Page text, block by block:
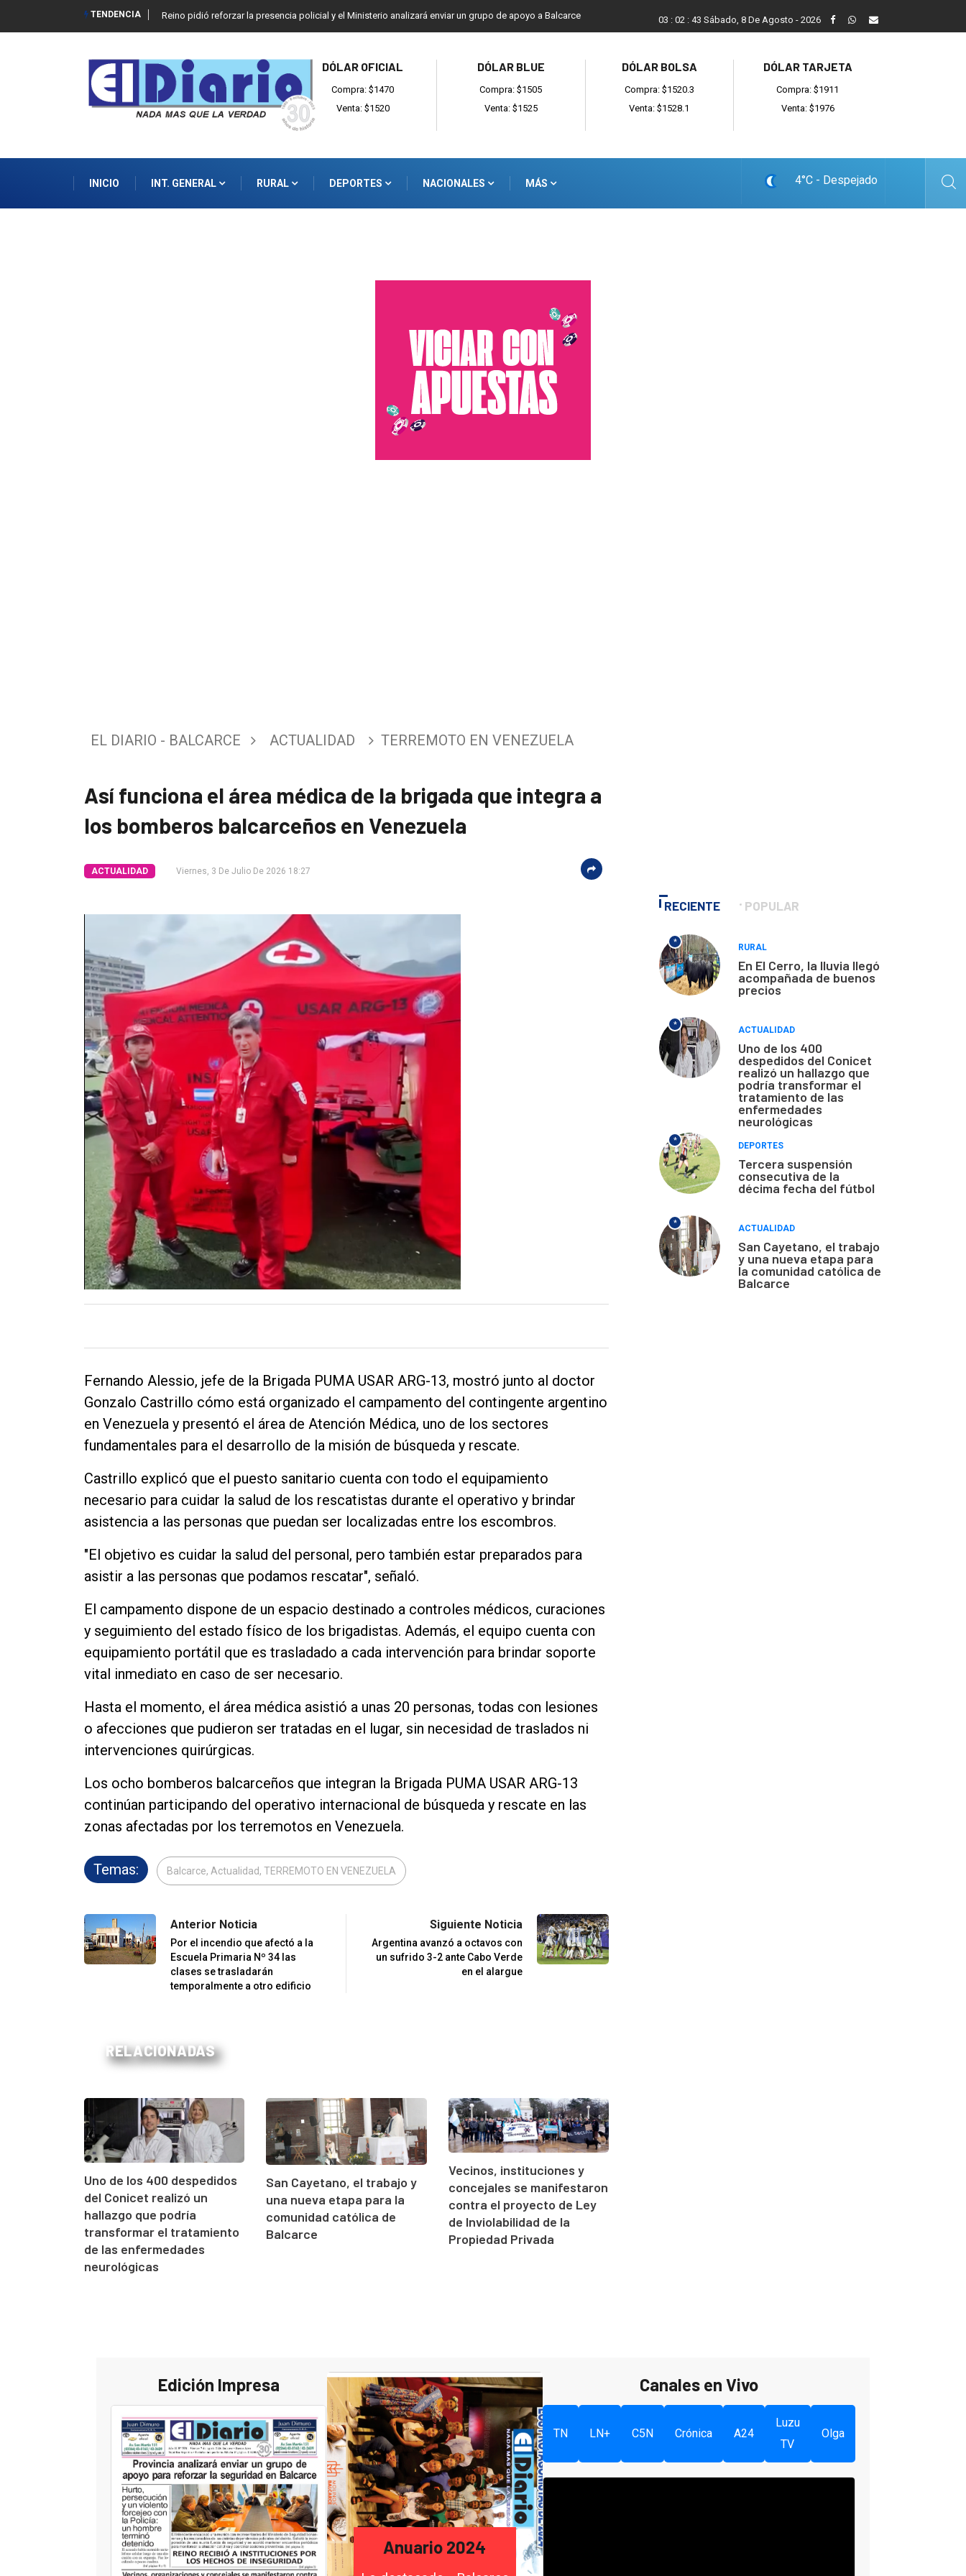
TENDENCIA Reino pidió reforzar la presencia policial y el Ministerio analizará enviar un grupo de apoyo a Balcarce Vecinos, instituciones y concejales se manifestaron contra
03 : 02 : 44 Sábado, 8 De Agosto - 2026
DÓLAR OFICIAL
Compra: $1470
Venta: $1520
DÓLAR BLUE
Compra: $1505
Venta: $1525
DÓLAR BOLSA
Compra: $1520.3
Venta: $1528.1
DÓLAR TARJETA
Compra: $1911
Venta: $1976
INICIO INT. GENERAL RURAL DEPORTES NACIONALES MÁS 4°C - Despejado
Entrevistas
Fúnebres
Nosotros
Contacto
EL DIARIO - BALCARCE ACTUALIDAD TERREMOTO EN VENEZUELA
Así funciona el área médica de la brigada que integra a
los bomberos balcarceños en Venezuela
ACTUALIDAD Viernes, 3 De Julio De 2026 18:27
Fernando Alessio, jefe de la Brigada PUMA USAR ARG-13, mostró junto al doctor
Gonzalo Castrillo cómo está organizado el campamento del contingente argentino
en Venezuela y presentó el área de Atención Médica, uno de los sectores
fundamentales para el desarrollo de la misión de búsqueda y rescate.
Castrillo explicó que el puesto sanitario cuenta con todo el equipamiento
necesario para cuidar la salud de los rescatistas durante el operativo y brindar
asistencia a las personas que puedan ser localizadas entre los escombros.
"El objetivo es cuidar la salud del personal, pero también estar preparados para
asistir a las personas que podamos rescatar", señaló.
El campamento dispone de un espacio destinado a controles médicos, curaciones
y seguimiento del estado físico de los brigadistas. Además, el equipo cuenta con
equipamiento portátil que es trasladado a cada intervención para brindar soporte
vital inmediato en caso de ser necesario.
Hasta el momento, el área médica asistió a unas 20 personas, todas con lesiones
o afecciones que pudieron ser tratadas en el lugar, sin necesidad de traslados ni
intervenciones quirúrgicas.
Los ocho bomberos balcarceños que integran la Brigada PUMA USAR ARG-13
continúan participando del operativo internacional de búsqueda y rescate en las
zonas afectadas por los terremotos en Venezuela.
Temas: Balcarce, Actualidad, TERREMOTO EN VENEZUELA
Anterior Noticia
Por el incendio que afectó a la
Escuela Primaria Nº 34 las
clases se trasladarán
temporalmente a otro edificio
Siguiente Noticia
Argentina avanzó a octavos con
un sufrido 3-2 ante Cabo Verde
en el alargue
RELACIONADAS
Uno de los 400 despedidos
del Conicet realizó un
hallazgo que podría
transformar el tratamiento
de las enfermedades
neurológicas
San Cayetano, el trabajo y
una nueva etapa para la
comunidad católica de
Balcarce
Vecinos, instituciones y
concejales se manifestaron
contra el proyecto de Ley
de Inviolabilidad de la
Propiedad Privada
RECIENTE POPULAR
*
RURAL
En El Cerro, la lluvia llegó
acompañada de buenos
precios
*
ACTUALIDAD
Uno de los 400
despedidos del Conicet
realizó un hallazgo que
podría transformar el
tratamiento de las
enfermedades
neurológicas
*
DEPORTES
Tercera suspensión
consecutiva de la
décima fecha del fútbol
*
ACTUALIDAD
San Cayetano, el trabajo
y una nueva etapa para
la comunidad católica de
Balcarce
Edición Impresa
Anuario 2024
Canales en Vivo
TN LN+ C5N Crónica A24
Luzu
TV
Olga